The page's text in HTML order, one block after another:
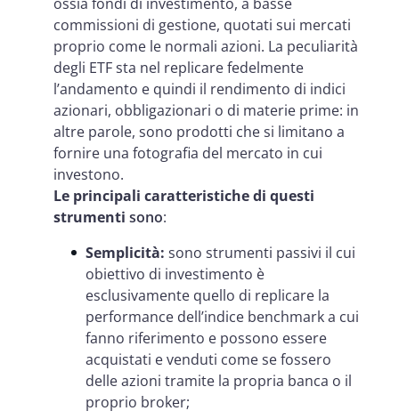
commissioni di gestione, quotati sui mercati
proprio come le normali azioni. La peculiarità
degli ETF sta nel replicare fedelmente
l’andamento e quindi il rendimento di indici
azionari, obbligazionari o di materie prime: in
altre parole, sono prodotti che si limitano a
fornire una fotografia del mercato in cui
investono.
Le principali caratteristiche di questi
strumenti sono:
Semplicità: sono strumenti passivi il cui
obiettivo di investimento è
esclusivamente quello di replicare la
performance dell’indice benchmark a cui
fanno riferimento e possono essere
acquistati e venduti come se fossero
delle azioni tramite la propria banca o il
proprio broker;